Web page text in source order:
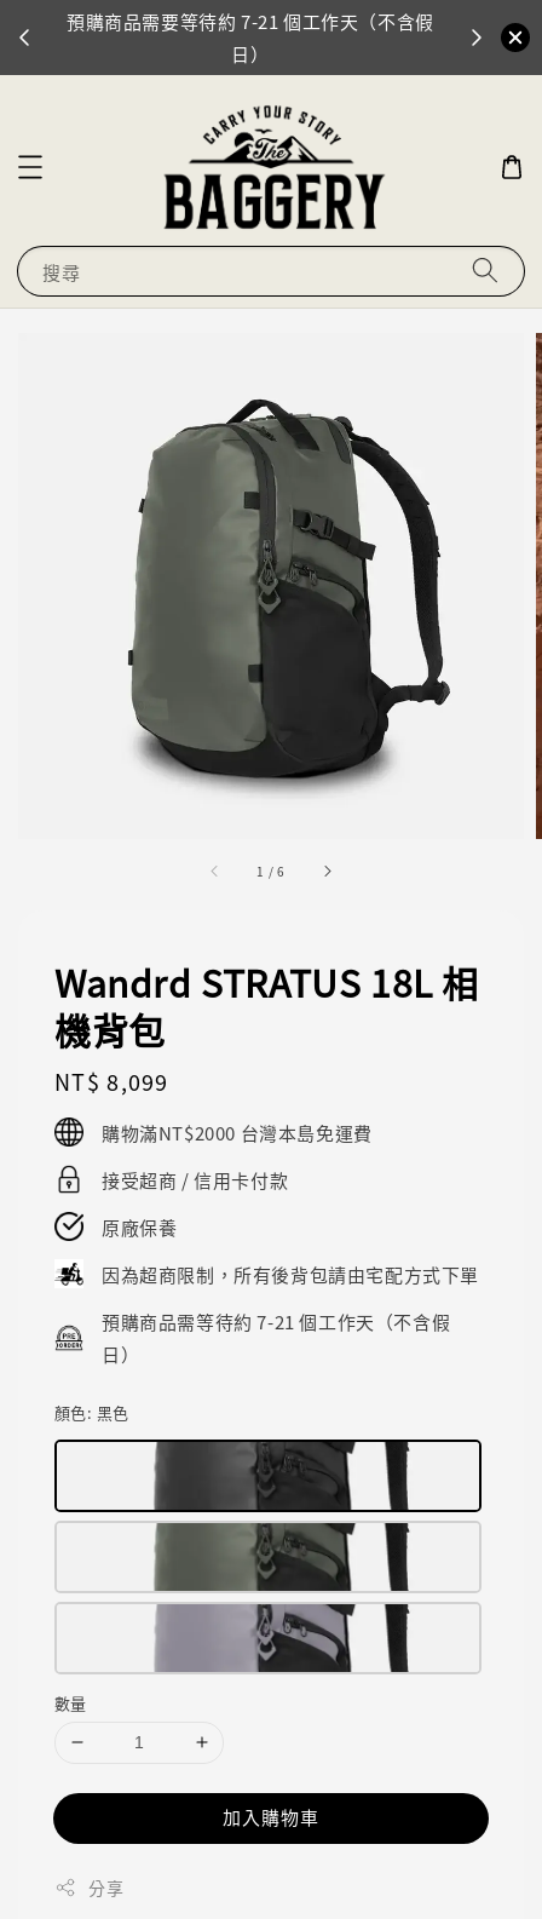
預購商品需要等待約 7-21 個工作天（不含假
日）
門市地
搜尋
1 /6
Wandrd STRATUS 18L 相
機背包
Regular
price
NT$ 8,099
購物滿NT$2000 台灣本島免運費
接受超商 / 信用卡付款
原廠保養
因為超商限制，所有後背包請由宅配方式下單
預購商品需等待約 7-21 個工作天（不含假
日）
顏色: 黑色
數量
加入購物車
分享